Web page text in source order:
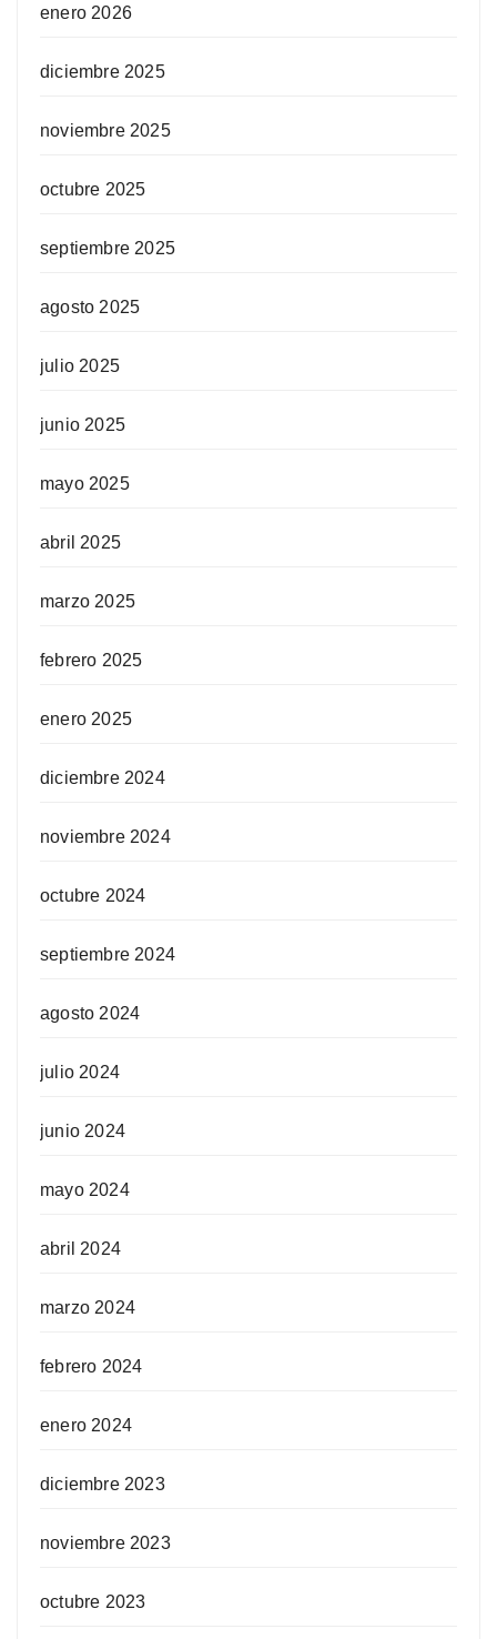
enero 2026
diciembre 2025
noviembre 2025
octubre 2025
septiembre 2025
agosto 2025
julio 2025
junio 2025
mayo 2025
abril 2025
marzo 2025
febrero 2025
enero 2025
diciembre 2024
noviembre 2024
octubre 2024
septiembre 2024
agosto 2024
julio 2024
junio 2024
mayo 2024
abril 2024
marzo 2024
febrero 2024
enero 2024
diciembre 2023
noviembre 2023
octubre 2023